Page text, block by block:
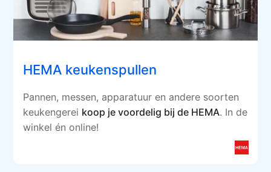
HEMA keukenspullen
Pannen, messen, apparatuur en andere soorten
keukengerei koop je voordelig bij de HEMA. In de
winkel én online!